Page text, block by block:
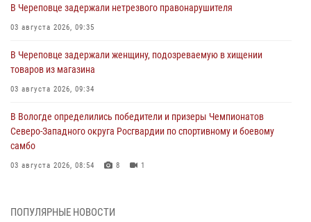
В Череповце задержали нетрезвого правонарушителя
03 августа 2026, 09:35
В Череповце задержали женщину, подозреваемую в хищении
товаров из магазина
03 августа 2026, 09:34
В Вологде определились победители и призеры Чемпионатов
Северо-Западного округа Росгвардии по спортивному и боевому
самбо
03 августа 2026, 08:54 8 1
ОХРАНЫ РОСГВАРДИИ В ВОЛОГОДСКОЙ ОБЛАСТИ ЗАДЕРЖАНО 23
ПОПУЛЯРНЫЕ НОВОСТИ